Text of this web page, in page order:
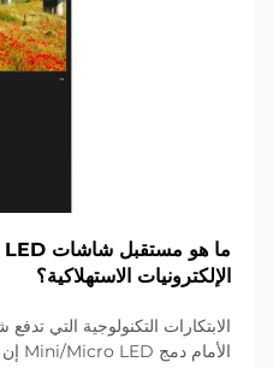
الإلكترونيات الاستهلاكية؟